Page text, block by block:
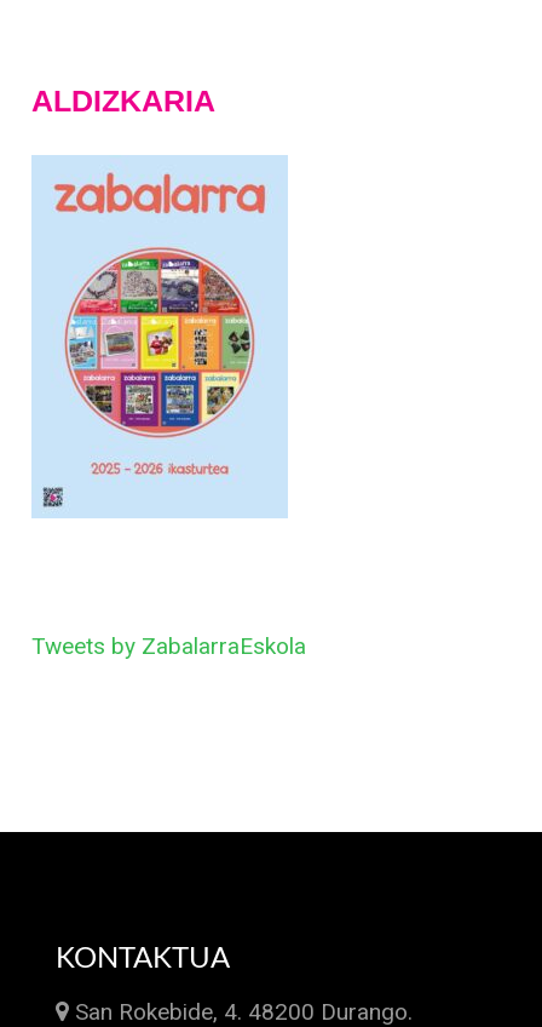
ALDIZKARIA
Tweets by ZabalarraEskola
KONTAKTUA
San Rokebide, 4. 48200 Durango.